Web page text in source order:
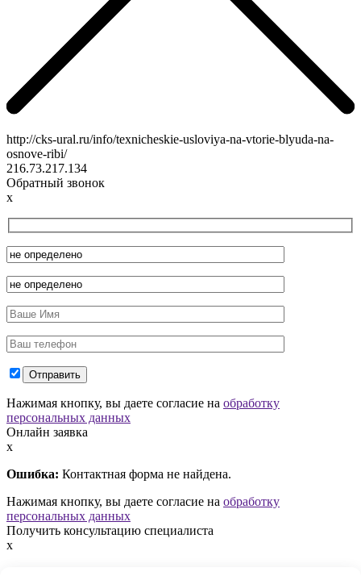
http://cks-ural.ru/info/texnicheskie-usloviya-na-vtorie-blyuda-na-
osnove-ribi/
216.73.217.134
Обратный звонок
x
Нажимая кнопку, вы даете согласие на обработку
персональных данных
Онлайн заявка
x
Ошибка: Контактная форма не найдена.
Нажимая кнопку, вы даете согласие на обработку
персональных данных
Получить консультацию специалиста
x